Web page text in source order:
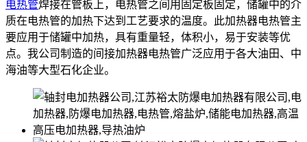
电热管焊接在管板上，电热管之间用固定板固定，储罐中的介
质在电热管的加热下达到工艺要求的温度。此加热器电热管主
要应用于储罐中加热，具有重量轻，体积小，易于安装等优
点。我公司制造的间接加热器电热管广泛应用于各大油田、中
海油等大型石化企业。